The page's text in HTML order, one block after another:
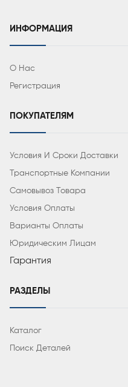
ИНФОРМАЦИЯ
О Нас
Регистрация
ПОКУПАТЕЛЯМ
Условия И Сроки Доставки
Транспортные Компании
Самовывоз Товара
Условия Оплаты
Варианты Оплаты
Юридическим Лицам
Гарантия
РАЗДЕЛЫ
Каталог
Поиск Деталей